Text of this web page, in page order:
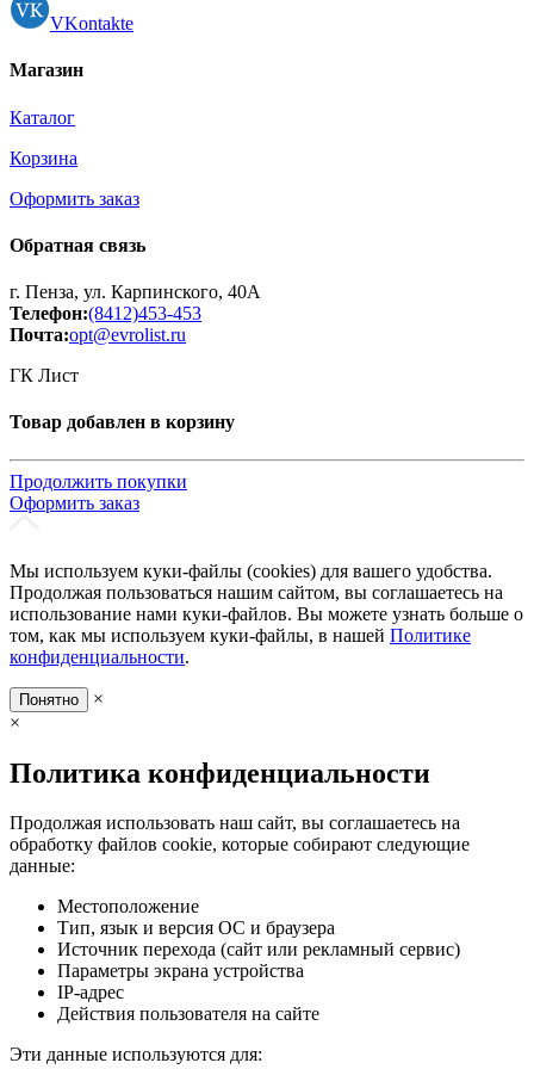
VKontakte
Магазин
Каталог
Корзина
Оформить заказ
Обратная связь
г. Пенза, ул. Карпинского, 40А
Телефон:(8412)453-453
Почта:opt@evrolist.ru
ГК Лист
Товар добавлен в корзину
Продолжить покупки
Оформить заказ
Мы используем куки-файлы (cookies) для вашего удобства.
Продолжая пользоваться нашим сайтом, вы соглашаетесь на
использование нами куки-файлов. Вы можете узнать больше о
том, как мы используем куки-файлы, в нашей Политике
конфиденциальности.
Понятно
×
×
Политика конфиденциальности
Продолжая использовать наш сайт, вы соглашаетесь на
обработку файлов cookie, которые собирают следующие
данные:
Местоположение
Тип, язык и версия ОС и браузера
Источник перехода (сайт или рекламный сервис)
Параметры экрана устройства
IP-адрес
Действия пользователя на сайте
Эти данные используются для: